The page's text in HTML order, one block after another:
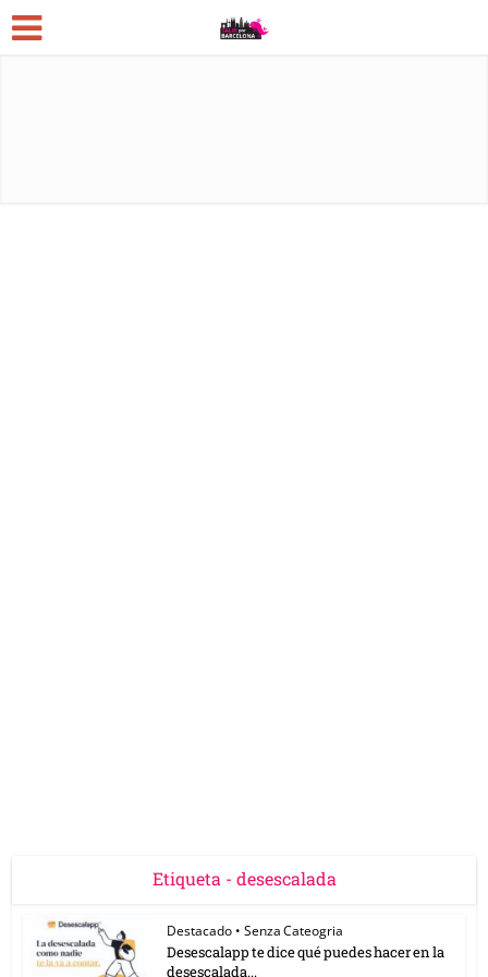
Etiqueta - desescalada
Destacado • Senza Cateogria
Desescalapp te dice qué puedes hacer en la
desescalada...